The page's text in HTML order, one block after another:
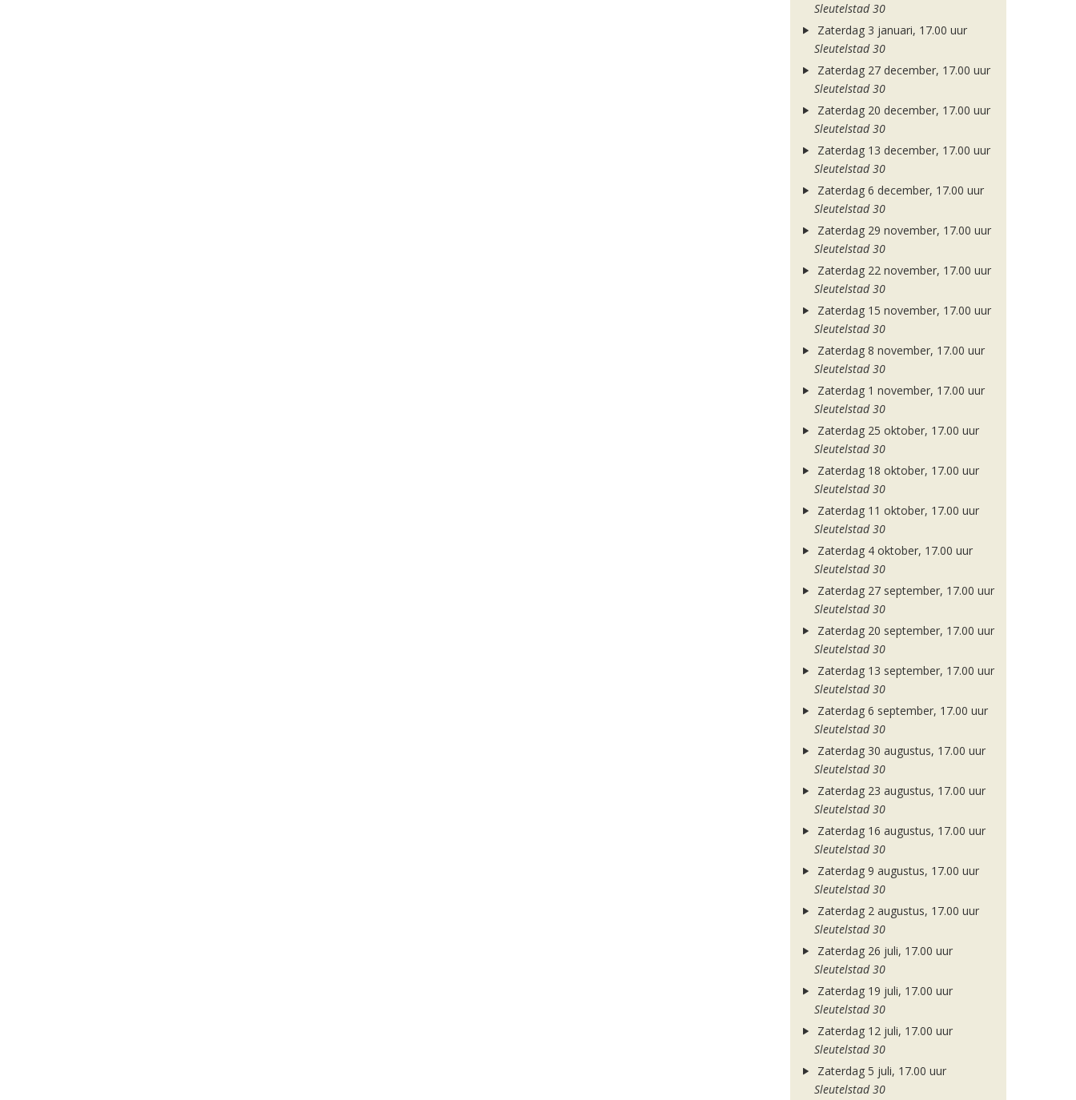
Sleutelstad 30
Zaterdag 3 januari, 17.00 uur
Sleutelstad 30
Zaterdag 27 december, 17.00 uur
Sleutelstad 30
Zaterdag 20 december, 17.00 uur
Sleutelstad 30
Zaterdag 13 december, 17.00 uur
Sleutelstad 30
Zaterdag 6 december, 17.00 uur
Sleutelstad 30
Zaterdag 29 november, 17.00 uur
Sleutelstad 30
Zaterdag 22 november, 17.00 uur
Sleutelstad 30
Zaterdag 15 november, 17.00 uur
Sleutelstad 30
Zaterdag 8 november, 17.00 uur
Sleutelstad 30
Zaterdag 1 november, 17.00 uur
Sleutelstad 30
Zaterdag 25 oktober, 17.00 uur
Sleutelstad 30
Zaterdag 18 oktober, 17.00 uur
Sleutelstad 30
Zaterdag 11 oktober, 17.00 uur
Sleutelstad 30
Zaterdag 4 oktober, 17.00 uur
Sleutelstad 30
Zaterdag 27 september, 17.00 uur
Sleutelstad 30
Zaterdag 20 september, 17.00 uur
Sleutelstad 30
Zaterdag 13 september, 17.00 uur
Sleutelstad 30
Zaterdag 6 september, 17.00 uur
Sleutelstad 30
Zaterdag 30 augustus, 17.00 uur
Sleutelstad 30
Zaterdag 23 augustus, 17.00 uur
Sleutelstad 30
Zaterdag 16 augustus, 17.00 uur
Sleutelstad 30
Zaterdag 9 augustus, 17.00 uur
Sleutelstad 30
Zaterdag 2 augustus, 17.00 uur
Sleutelstad 30
Zaterdag 26 juli, 17.00 uur
Sleutelstad 30
Zaterdag 19 juli, 17.00 uur
Sleutelstad 30
Zaterdag 12 juli, 17.00 uur
Sleutelstad 30
Zaterdag 5 juli, 17.00 uur
Sleutelstad 30